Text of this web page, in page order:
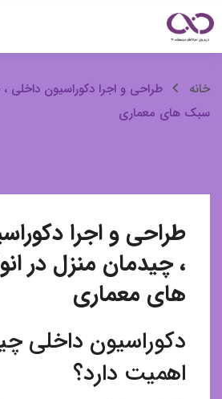
پرش
به
محتوا
طراحی
و
دکوراسیون
داخلی
چیدمان
منزل
خانه
طراحی و اجرا دکوراسیون داخلی
سبک های معماری
طراحی و اجرا
، چیدمان منزل در
های معماری
دکوراسیون داخلی
اهمیت دارد؟